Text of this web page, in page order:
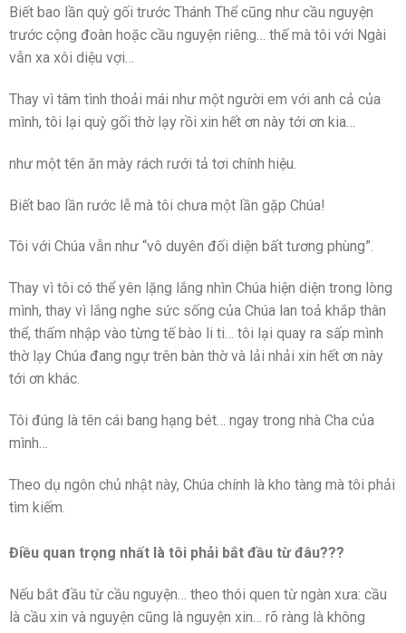
Biết bao lần quỳ gối trước Thánh Thể cũng như cầu nguyện
trước cộng đoàn hoặc cầu nguyện riêng… thế mà tôi với Ngài
vẫn xa xôi diệu vợi…
Thay vì tâm tình thoải mái như một người em với anh cả của
mình, tôi lại quỳ gối thờ lạy rồi xin hết ơn này tới ơn kia…
như một tên ăn mày rách rưới tả tơi chính hiệu.
Biết bao lần rước lễ mà tôi chưa một lần gặp Chúa!
Tôi với Chúa vẫn như “vô duyên đối diện bất tương phùng”.
Thay vì tôi có thể yên lặng lắng nhìn Chúa hiện diện trong lòng
mình, thay vì lắng nghe sức sống của Chúa lan toả khắp thân
thể, thấm nhập vào từng tế bào li ti… tôi lại quay ra sấp mình
thờ lạy Chúa đang ngự trên bàn thờ và lải nhải xin hết ơn này
tới ơn khác.
Tôi đúng là tên cái bang hạng bét… ngay trong nhà Cha của
mình…
Theo dụ ngôn chủ nhật này, Chúa chính là kho tàng mà tôi phải
tìm kiếm.
Điều quan trọng nhất là tôi phải bắt đầu từ đâu???
Nếu bắt đầu từ cầu nguyện… theo thói quen từ ngàn xưa: cầu
là cầu xin và nguyện cũng là nguyện xin… rõ ràng là không